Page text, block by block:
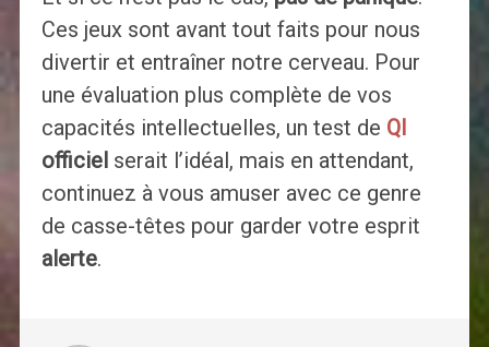
Ces jeux sont avant tout faits pour nous
divertir et entraîner notre cerveau. Pour
une évaluation plus complète de vos
capacités intellectuelles, un test de QI
officiel serait l’idéal, mais en attendant,
continuez à vous amuser avec ce genre
de casse-têtes pour garder votre esprit
alerte.